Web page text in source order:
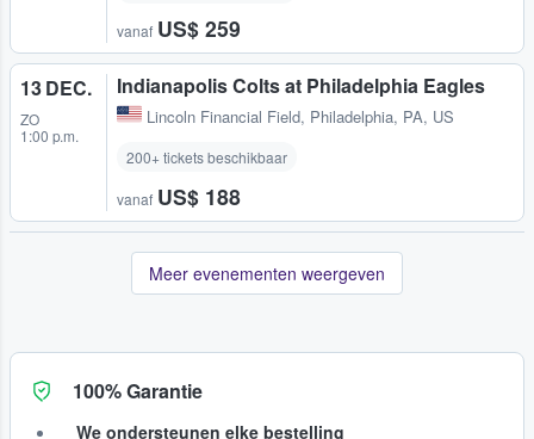
vanaf US$ 259
13 DEC.
ZO
1:00 p.m.
Indianapolis Colts at Philadelphia Eagles
Lincoln Financial Field, Philadelphia, PA, US
200+ tickets beschikbaar
vanaf US$ 188
Meer evenementen weergeven
100% Garantie
We ondersteunen elke bestelling